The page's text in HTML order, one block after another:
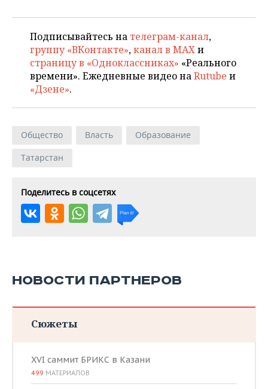
Подписывайтесь на телеграм-канал,
группу «ВКонтакте»,канал в MAXи
страницу в «Одноклассниках» «Реального
времени». Ежедневные видео наRutube и
«Дзене».
Общество Власть
Образование
Татарстан
Поделитесь в соцсетях
НОВОСТИ ПАРТНЕРОВ
Сюжеты
XVI саммит БРИКС в Казани
499 МАТЕРИАЛОВ